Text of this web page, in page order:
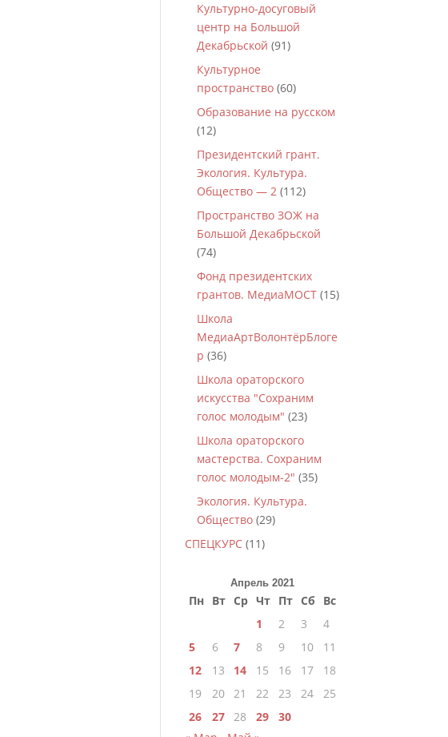
Культурно-досуговый
центр на Большой
Декабрьской (91)
Культурное
пространство (60)
Образование на русском
(12)
Президентский грант.
Экология. Культура.
Общество — 2 (112)
Пространство ЗОЖ на
Большой Декабрьской
(74)
Фонд президентских
грантов. МедиаМОСТ (15)
Школа
МедиаАртВолонтёрБлоге
р (36)
Школа ораторского
искусства "Сохраним
голос молодым" (23)
Школа ораторского
мастерства. Сохраним
голос молодым-2" (35)
Экология. Культура.
Общество (29)
СПЕЦКУРС (11)
Апрель 2021
Пн Вт Ср Чт Пт Сб
Вс
1
2 3
4
5
6 7 8 9 10
11
12
13 14 15 16 17
18
19
20 21 22 23 24
25
26
27 28 29
30